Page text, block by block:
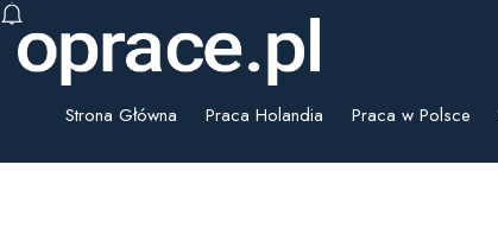
Strona Główna Praca Holandia Praca w Polsce